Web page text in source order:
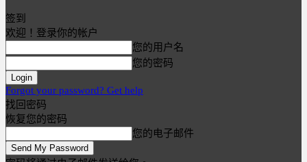
签到
欢迎！登录你的帐户
您的用户名
您的密码
Forgot your password? Get help
找回密码
恢复您的密码
您的电子邮件